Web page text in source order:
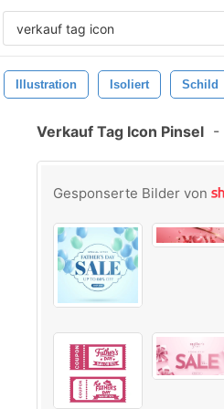
Illustration Isoliert Schild
Verkauf Tag Icon Pinsel -
Gesponserte Bilder von